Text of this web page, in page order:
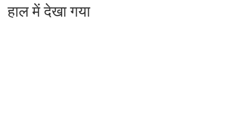
हाल में देखा गया